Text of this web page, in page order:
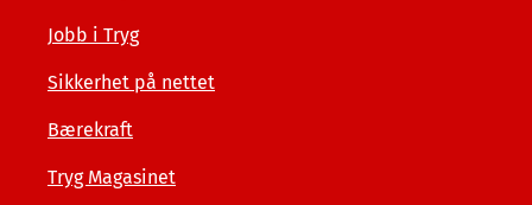
Jobb i Tryg
Sikkerhet på nettet
Bærekraft
Tryg Magasinet